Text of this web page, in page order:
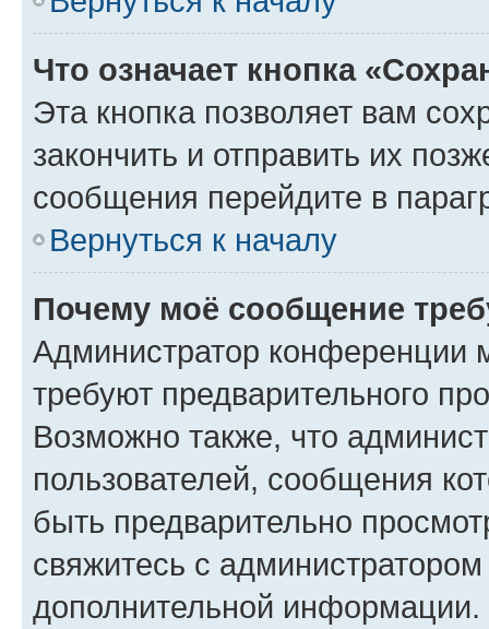
Что означает кнопка
Эта кнопка позволяет вам
закончить и отправить их
сообщения перейдите в
Вернуться к началу
Почему моё сообщение
Администратор конференции
требуют предварительного
Возможно также, что
пользователей, сообщения
быть предварительно
свяжитесь с
дополнительной информации.